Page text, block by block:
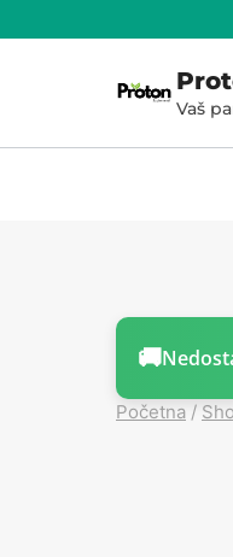
Vaš
🚚
Početna /